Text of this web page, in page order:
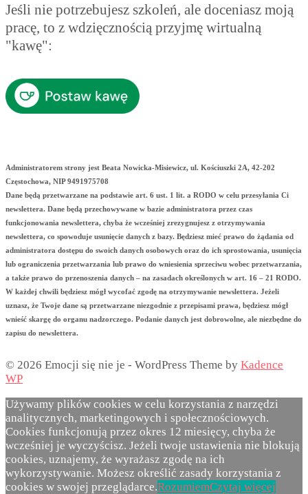
Jeśli nie potrzebujesz szkoleń, ale doceniasz moją
pracę, to z wdzięcznością przyjmę wirtualną
"kawę":
Administratorem strony jest Beata Nowicka-Misiewicz, ul. Kościuszki 2A, 42-202
Częstochowa, NIP 9491975708
Dane będą przetwarzane na podstawie art. 6 ust. 1 lit. a RODO w celu przesyłania Ci
newslettera. Dane będą przechowywane w bazie administratora przez czas
funkcjonowania newslettera, chyba że wcześniej zrezygnujesz z otrzymywania
newslettera, co spowoduje usunięcie danych z bazy. Będziesz mieć prawo do żądania od
administratora dostępu do swoich danych osobowych oraz do ich sprostowania, usunięcia
lub ograniczenia przetwarzania lub prawo do wniesienia sprzeciwu wobec przetwarzania,
a także prawo do przenoszenia danych – na zasadach określonych w art. 16 – 21 RODO.
W każdej chwili będziesz mógł wycofać zgodę na otrzymywanie newslettera. Jeżeli
uznasz, że Twoje dane są przetwarzane niezgodnie z przepisami prawa, będziesz mógł
wnieść skargę do organu nadzorczego. Podanie danych jest dobrowolne, ale niezbędne do
zapisu do newslettera.
© 2026 Emocji się nie je - WordPress Theme by Kadence
WP
Używamy plików cookies w celu korzystania z narzędzi
analitycznych, marketingowych i społecznościowych.
Cookies funkcjonują przez okres 12 miesięcy, chyba że
wcześniej je wyczyścisz. Jeżeli twoje ustawienia nie blokują
cookies, uznajemy, że wyrażasz zgodę na ich
wykorzystywanie. Możesz określić zasady korzystania z
cookies w swojej przeglądarce.RozumiemCzytaj więcej